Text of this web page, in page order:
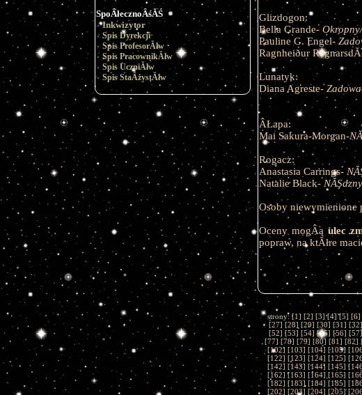
SpoÂłecznoÂśĂŚ
Inkwizytor
Spis Dyrekcji
Spis ProfesorĂłw
Spis PracownikĂłw
Spis UczniĂłw
Spis StaÂżystĂłw
Glizdogon:
Bella Grande-
Pauline G. Engel-
Ragnheiður
Lunatyk:
Diana Agreste-
ÂŁapa:
Mai Sakura-Morgan-
Rogacz:
Anastasia Carrings-
Natalie Black- NĂŞdzny
Osoby niewymienione
Oceny mogÂą ulec
popraw, na ktĂłre
strony: [1] [2] [3] [4] [5] [6]
[27] [28] [29] [30] [31] [32
[52] [53] [54] [55] [56] [57
[77] [78] [79] [80] [81] [82]
[102] [103] [104] [105] [
[122] [123] [124] [125] [
[142] [143] [144] [145] [
[162] [163] [164] [165] [
[182] [183] [184] [185] [
[202] [203] [204] [205] [